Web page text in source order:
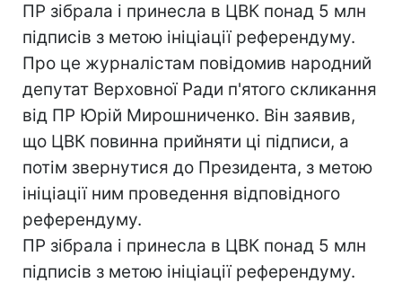
ПР зібрала і принесла в ЦВК понад 5 млн
підписів з метою ініціації референдуму.
Про це журналістам повідомив народний
депутат Верховної Ради п'ятого скликання
від ПР Юрій Мирошниченко. Він заявив,
що ЦВК повинна прийняти ці підписи, а
потім звернутися до Президента, з метою
ініціації ним проведення відповідного
референдуму.
ПР зібрала і принесла в ЦВК понад 5 млн
підписів з метою ініціації референдуму.